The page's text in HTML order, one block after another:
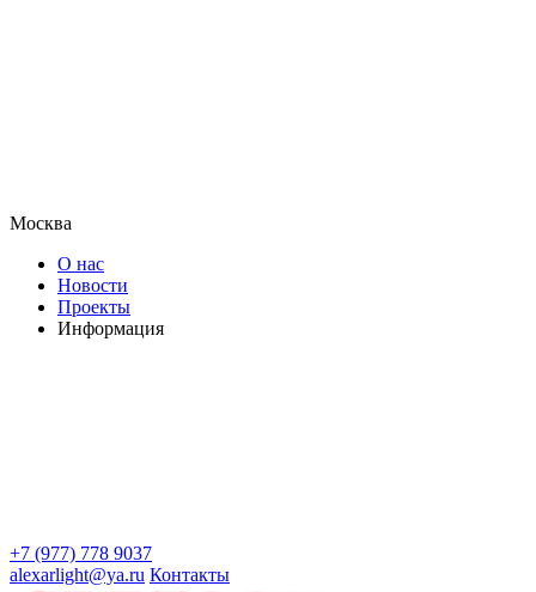
Москва
О нас
Новости
Проекты
Информация
+7 (977) 778 9037
alexarlight@ya.ru Контакты